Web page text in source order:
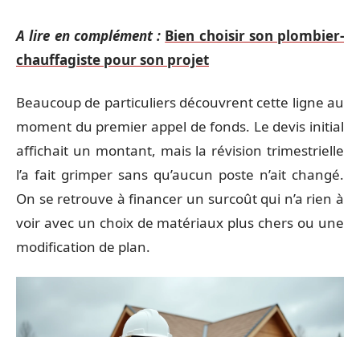
A lire en complément : Bien choisir son plombier-
chauffagiste pour son projet
Beaucoup de particuliers découvrent cette ligne au
moment du premier appel de fonds. Le devis initial
affichait un montant, mais la révision trimestrielle
l’a fait grimper sans qu’aucun poste n’ait changé.
On se retrouve à financer un surcoût qui n’a rien à
voir avec un choix de matériaux plus chers ou une
modification de plan.